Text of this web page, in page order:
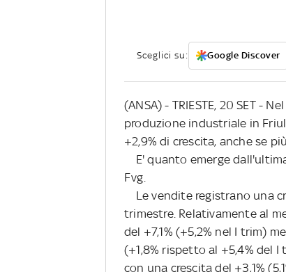
Sceglici su: Google Discover
(ANSA) - TRIESTE, 20 SET -
produzione industriale in
+2,9% di crescita, anche se
E' quanto emerge
Fvg.
Le vendite registrano una
trimestre. Relativamente al
del +7,1% (+5,2% nel I trim)
(+1,8% rispetto al +5,4% del
con una crescita del +3,1%